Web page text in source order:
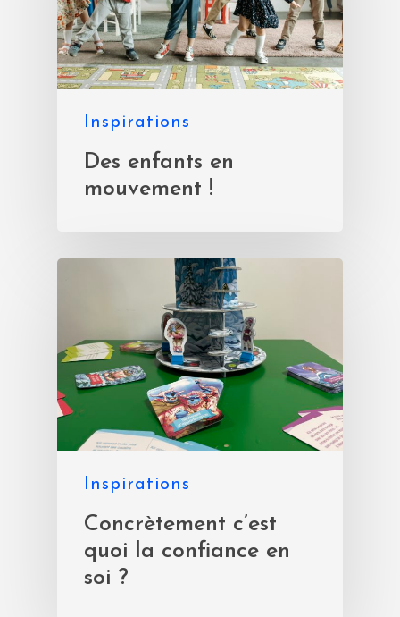
Inspirations
Des enfants en
mouvement !
Inspirations
Concrètement c’est
quoi la confiance en
soi ?